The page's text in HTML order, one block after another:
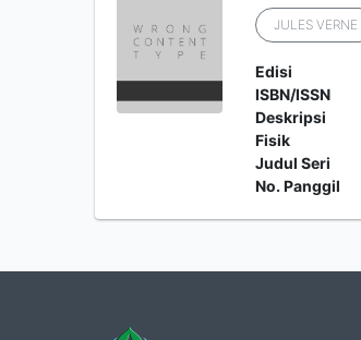
JULES VERNE
Edisi
ISBN/ISSN
Deskripsi
Fisik
Judul Seri
No. Panggil